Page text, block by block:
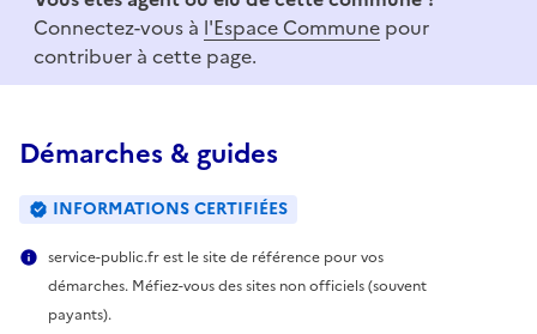
Connectez-vous à l'Espace Commune pour
contribuer à cette page.
Démarches & guides
INFORMATIONS CERTIFIÉES
service-public.fr est le site de référence pour vos
démarches. Méfiez-vous des sites non officiels (souvent
payants).